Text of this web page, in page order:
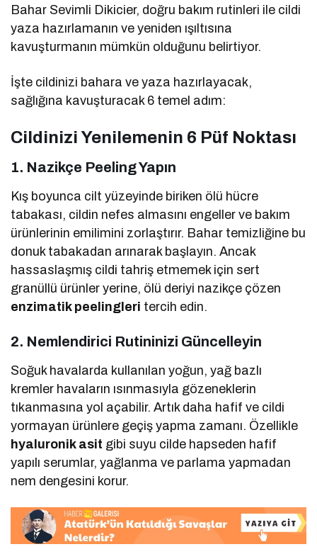
Bahar Sevimli Dikicier, doğru bakım rutinleri ile cildi
yaza hazırlamanın ve yeniden ışıltısına
kavuşturmanın mümkün olduğunu belirtiyor.
İşte cildinizi bahara ve yaza hazırlayacak,
sağlığına kavuşturacak 6 temel adım:
Cildinizi Yenilemenin 6 Püf Noktası
1. Nazikçe Peeling Yapın
Kış boyunca cilt yüzeyinde biriken ölü hücre
tabakası, cildin nefes almasını engeller ve bakım
ürünlerinin emilimini zorlaştırır. Bahar temizliğine bu
donuk tabakadan arınarak başlayın. Ancak
hassaslaşmış cildi tahriş etmemek için sert
granüllü ürünler yerine, ölü deriyi nazikçe çözen
enzimatik peelingleri tercih edin.
2. Nemlendirici Rutininizi Güncelleyin
Soğuk havalarda kullanılan yoğun, yağ bazlı
kremler havaların ısınmasıyla gözeneklerin
tıkanmasına yol açabilir. Artık daha hafif ve cildi
yormayan ürünlere geçiş yapma zamanı. Özellikle
hyaluronik asit gibi suyu cilde hapseden hafif
yapılı serumlar, yağlanma ve parlama yapmadan
nem dengesini korur.